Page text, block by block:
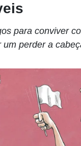
para conviver
um perder a